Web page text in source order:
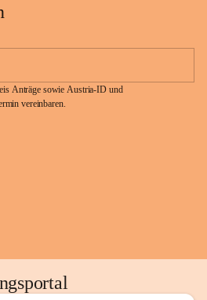
Anträge sowie Austria-ID und
vereinbaren.